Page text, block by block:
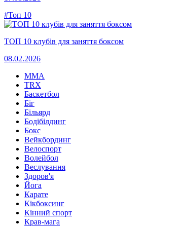
#Топ 10
ТОП 10 клубів для заняття боксом
08.02.2026
MMA
TRX
Баскетбол
Біг
Більярд
Бодібілдинг
Бокс
Вейкбординг
Велоспорт
Волейбол
Веслування
Здоров'я
Йога
Карате
Кікбоксинг
Кінний спорт
Крав-мага